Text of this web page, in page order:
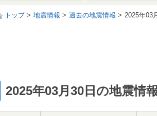
トップ 地震情報 過去の地震情報 2025年03
2025年03月30日の地震情報